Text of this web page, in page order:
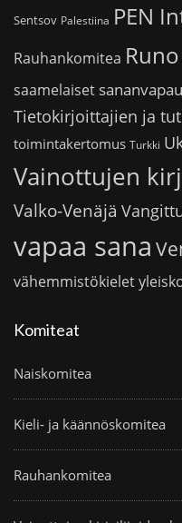
Sentsov Palestiina PEN
Rauhankomitea Runo
saamelaiset
Tietokirjoittajien ja
toimintakertomus Turkki
Vainottujen
Valko-Venäjä
vapaa sana
vähemmistökielet
Komiteat
Naiskomitea
Kieli- ja käännöskomitea
Rauhankomitea